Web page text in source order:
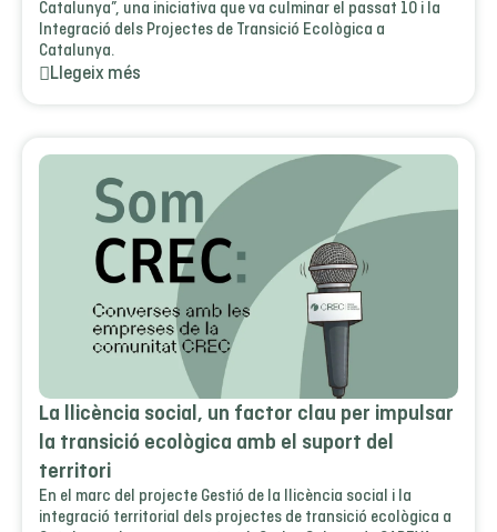
Catalunya”, una iniciativa que va culminar el passat 10 i la
Integració dels Projectes de Transició Ecològica a
Catalunya.
Llegeix més
La llicència social, un factor clau per impulsar
la transició ecològica amb el suport del
territori
En el marc del projecte Gestió de la llicència social i la
integració territorial dels projectes de transició ecològica a